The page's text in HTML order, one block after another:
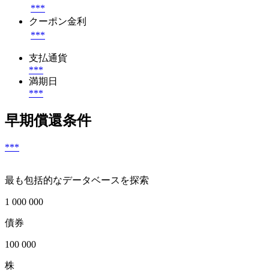
***
クーポン金利
***
支払通貨
***
満期日
***
早期償還条件
***
最も包括的なデータベースを探索
1 000 000
債券
100 000
株